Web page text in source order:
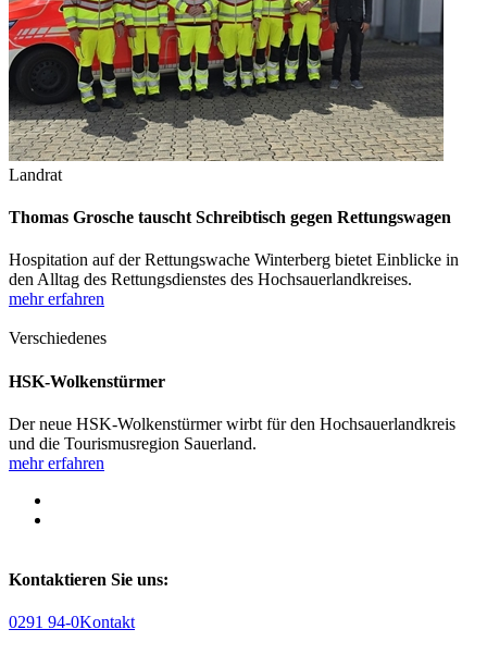
Landrat
Thomas Grosche tauscht Schreibtisch gegen Rettungswagen
Hospitation auf der Rettungswache Winterberg bietet Einblicke in
den Alltag des Rettungsdienstes des Hochsauerlandkreises.
mehr erfahren
Verschiedenes
HSK-Wolkenstürmer
Der neue HSK-Wolkenstürmer wirbt für den Hochsauerlandkreis
und die Tourismusregion Sauerland.
mehr erfahren
Kontaktieren Sie uns:
0291 94-0Kontakt